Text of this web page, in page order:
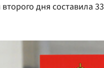
дня составила